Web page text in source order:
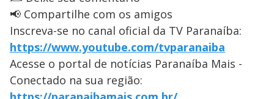
📢 Compartilhe com os amigos
Inscreva-se no canal oficial da TV Paranaíba:
https://www.youtube.com/tvparanaiba
Acesse o portal de notícias Paranaíba Mais -
Conectado na sua região: